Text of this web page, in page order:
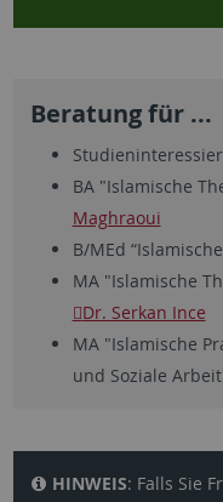
Beratung für ...
BA "Islamische
Maghraoui
B/MEd
MA "Islamische
Dr. Serkan Ince
MA "Islamische
und Soziale
HINWEIS: Falls Sie